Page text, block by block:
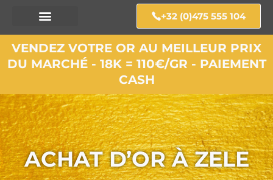
+32 (0)475 555 104
VENDEZ VOTRE OR AU MEILLEUR PRIX
DU MARCHÉ - 18K = 110€/GR - PAIEMENT
CASH
ACHAT D’OR À ZELE